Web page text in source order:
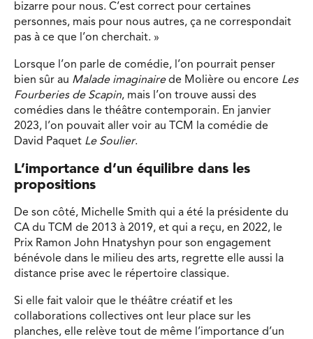
bizarre pour nous. C’est correct pour certaines
personnes, mais pour nous autres, ça ne correspondait
pas à ce que l’on cherchait. »
Lorsque l’on parle de comédie, l’on pourrait penser
bien sûr au Malade imaginairede Molière ou encore Les
Fourberies de Scapin, mais l’on trouve aussi des
comédies dans le théâtre contemporain. En janvier
2023, l’on pouvait aller voir au TCM la comédie de
David Paquet Le Soulier.
L’importance d’un équilibre dans les
propositions
De son côté, Michelle Smith qui a été la présidente du
CA du TCM de 2013 à 2019, et qui a reçu, en 2022, le
Prix Ramon John Hnatyshyn pour son engagement
bénévole dans le milieu des arts, regrette elle aussi la
distance prise avec le répertoire classique.
Si elle fait valoir que le théâtre créatif et les
collaborations collectives ont leur place sur les
planches, elle relève tout de même l’importance d’un